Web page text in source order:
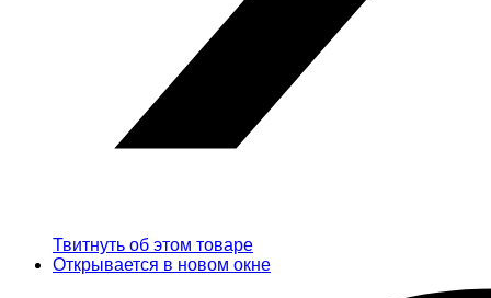
Твитнуть об этом товаре
Открывается в новом окне